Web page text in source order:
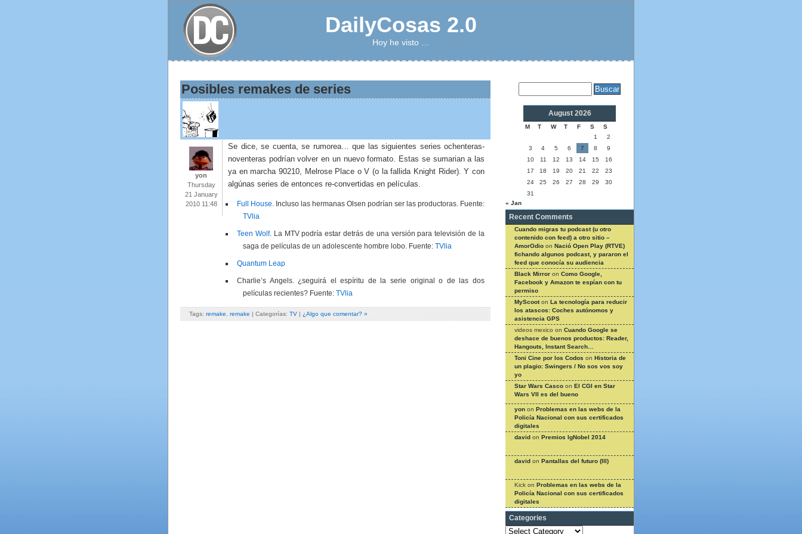
DailyCosas 2.0
Hoy he visto …
Posibles remakes de series
yon
Thursday
21 January
2010 11:48
Se dice, se cuenta, se rumorea… que las siguientes series ochenteras-
noventeras podrían volver en un nuevo formato. Estas se sumarian a las
ya en marcha 90210, Melrose Place o V (o la fallida Knight Rider). Y con
algúnas series de entonces re-convertidas en películas.
Full House. Incluso las hermanas Olsen podrían ser las productoras. Fuente:
TVlia
Teen Wolf. La MTV podría estar detrás de una versión para televisión de la
saga de películas de un adolescente hombre lobo. Fuente: TVlia
Quantum Leap
Charlie’s Angels. ¿seguirá el espíritu de la serie original o de las dos
películas recientes? Fuente: TVlia
Tags: remake remake | Categorías: TV | ¿Algo que comentar? »
August 2026
M T W T F S
S
1
2
3
4 5 6 7 8
9
10
11 12 13 14 15
16
17
18 19 20 21 22
23
24
25 26 27 28 29
30
31
« Jan
Recent Comments
Cuando migras tu podcast (u otro
contenido con feed) a otro sitio –
AmorOdio on Nació Open Play (RTVE)
fichando algunos podcast, y pararon el
feed que conocía su audiencia
Black Mirror on Como Google,
Facebook y Amazon te espían con tu
permiso
MyScooton La tecnología para reducir
los atascos: Coches autónomos y
asistencia GPS
videos mexico on Cuando Google se
deshace de buenos productos: Reader,
Hangouts, Instant Search…
Toni Cine por los Codos on Historia de
un plagio: Swingers / No sos vos soy
yo
Star Wars Casco on El CGI en Star
Wars VII es del bueno
yon on Problemas en las webs de la
Policía Nacional con sus certificados
digitales
david on Premios IgNobel 2014
david on Pantallas del futuro (III)
Kick on Problemas en las webs de la
Policía Nacional con sus certificados
digitales
Categories
Categories